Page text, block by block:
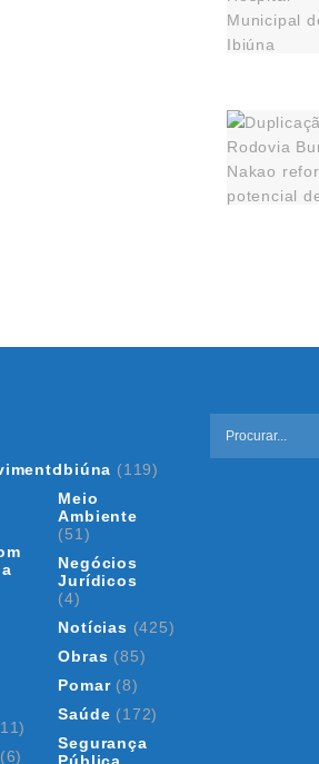
(6)
Ibiúna (119)
Meio
Ambiente
(51)
Negócios
Jurídicos
(4)
Notícias (425)
Obras (85)
Pomar(8)
Saúde (172)
Segurança
Pública